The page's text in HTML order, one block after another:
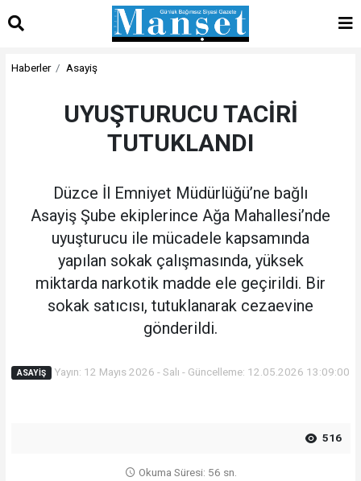
Haberler Asayiş
UYUŞTURUCU TACİRİ
TUTUKLANDI
Düzce İl Emniyet Müdürlüğü’ne bağlı
Asayiş Şube ekiplerince Ağa Mahallesi’nde
uyuşturucu ile mücadele kapsamında
yapılan sokak çalışmasında, yüksek
miktarda narkotik madde ele geçirildi. Bir
sokak satıcısı, tutuklanarak cezaevine
gönderildi.
ASAYIŞ Yayın: 12 Mayıs 2026 - Salı - Güncelleme: 12.05.2026 13:09:00
516
Okuma Süresi: 56 sn.